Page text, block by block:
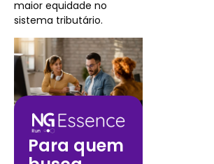
maior equidade no
sistema tributário.
Para quem